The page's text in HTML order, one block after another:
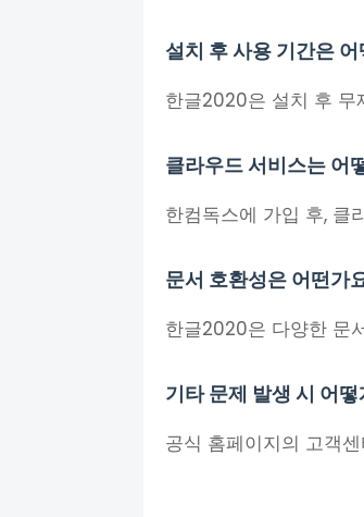
설치 후 사용 기간은
한글2020은 설치 후 무
클라우드 서비스는 어
한컴독스에 가입 후, 클
문서 호환성은 어떤가
한글2020은 다양한 문
기타 문제 발생 시 어
공식 홈페이지의 고객